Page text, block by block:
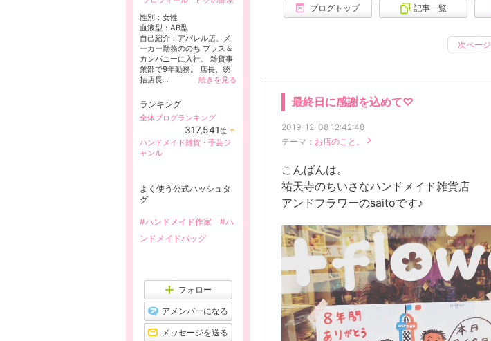
ブログトップ 記事一覧
次ページ
最終日に感謝を込めて♡
2019-12-08 12:42:48
テーマ： お店のこと。
こんばんは。
祐天寺のちいさなハンドメイド雑貨店
アンドフラワーのsaitoです♪
性別： 女性
血液型： AB型
自己紹介：アパレル店、メ
ーカー勤務ののち ブラス＆
カンパニーに入社。 雑貨事
業部で9年勤務。 店長、統
括店長...
続きを見る
ランキング
全体ブログランキング
317,541位 ↑
ハンドメイド雑貨・手芸ジ
ャンル
よく使う公式ハッシュタ
グ
#ハンドメイド作家
#ハ
ンドメイドバッグ
フォロー
アメンバーになる
メッセージを送る